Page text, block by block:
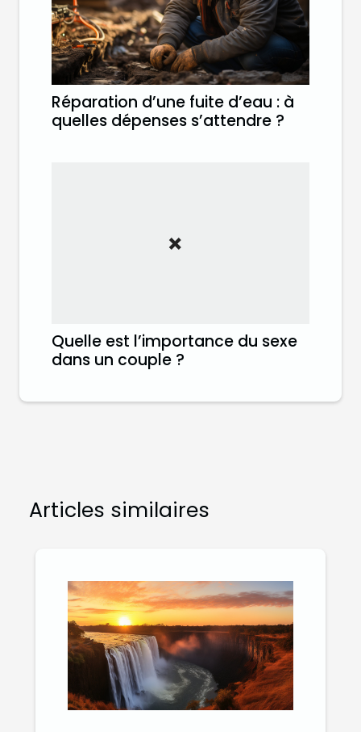
Réparation d’une fuite d’eau : à
quelles dépenses s’attendre ?
Quelle est l’importance du sexe
dans un couple ?
Articles similaires